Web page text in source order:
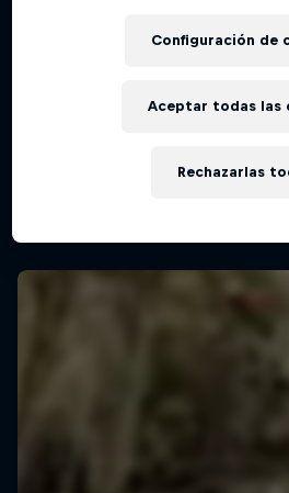
Red Bull Cerro Abajo
Configuración de
Rechazarlas
Aceptar todas las